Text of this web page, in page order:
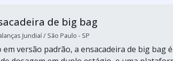
de big bag
Jundiaí / São Paulo - SP
versão padrão, a ensacadeira de big bag é